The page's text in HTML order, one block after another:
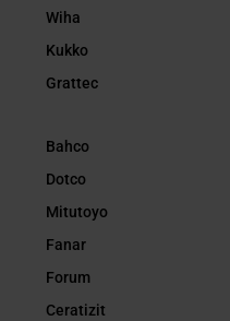
Wiha
Kukko
Grattec
Bahco
Dotco
Mitutoyo
Fanar
Forum
Ceratizit